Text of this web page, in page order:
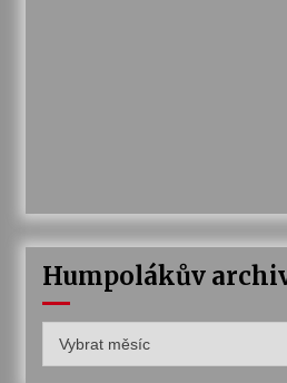
Humpolákův
archiv